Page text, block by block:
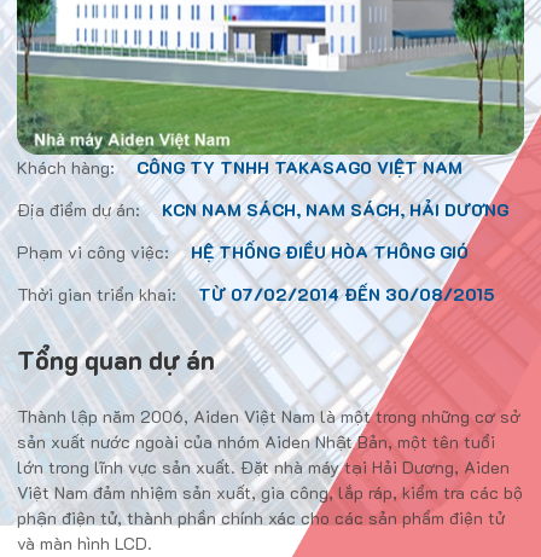
Khách hàng:
CÔNG TY TNHH TAKASAGO VIỆT NAM
Địa điểm dự án:
KCN NAM SÁCH, NAM SÁCH, HẢI DƯƠNG
Phạm vi công việc:
HỆ THỐNG ĐIỀU HÒA THÔNG GIÓ
Thời gian triển khai:
TỪ 07/02/2014 ĐẾN 30/08/2015
Tổng quan dự án
Thành lập năm 2006, Aiden Việt Nam là một trong những cơ sở
sản xuất nước ngoài của nhóm Aiden Nhật Bản, một tên tuổi
lớn trong lĩnh vực sản xuất. Đặt nhà máy tại Hải Dương, Aiden
Việt Nam đảm nhiệm sản xuất, gia công, lắp ráp, kiểm tra các bộ
phận điện tử, thành phần chính xác cho các sản phẩm điện tử
và màn hình LCD.